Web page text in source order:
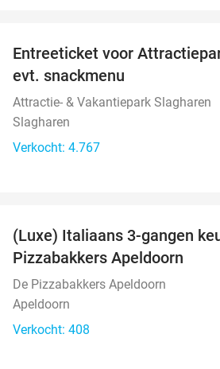
Entreeticket voor
evt. snackmenu
Attractie- & Vakantiepark Slagharen
Slagharen
Verkocht: 4.767
(Luxe) Italiaans 3-gangen
Pizzabakkers Apeldoorn
De Pizzabakkers Apeldoorn
Apeldoorn
Verkocht: 408